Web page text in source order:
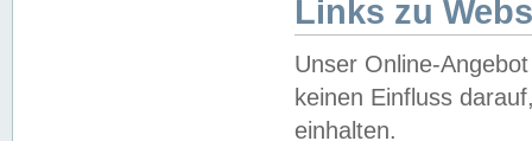
Links zu
Unser Online-
keinen Einfluss
einhalten.